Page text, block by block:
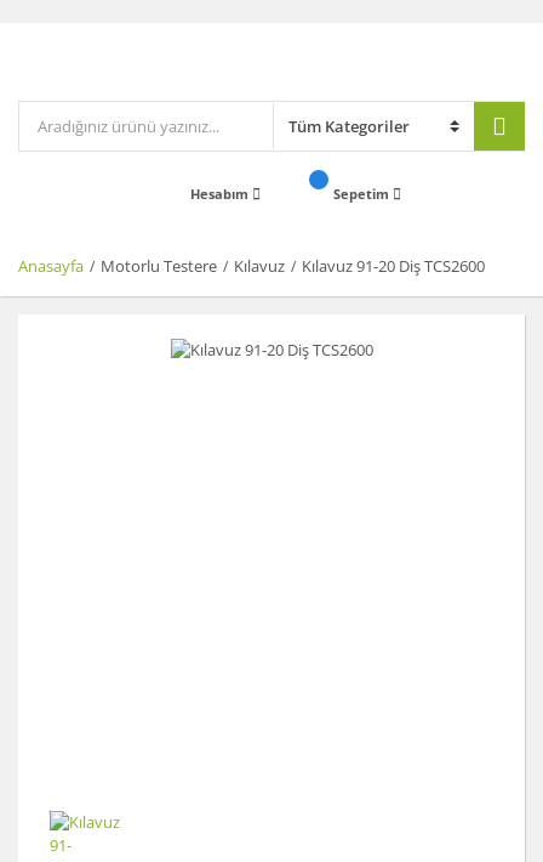
Hesabım Sepetim
Anasayfa Motorlu Testere Kılavuz Kılavuz 91-20 Diş TCS2600